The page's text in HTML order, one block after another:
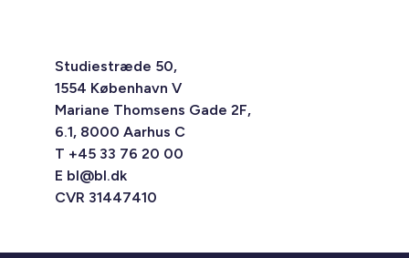
Studiestræde 50,
1554 København V
Mariane Thomsens Gade 2F,
6.1, 8000 Aarhus C
T +45 33 76 20 00
E bl@bl.dk
CVR 31447410